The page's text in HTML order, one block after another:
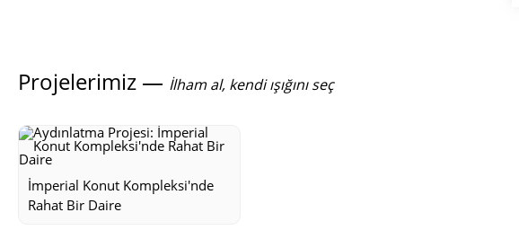
Projelerimiz — İlham al, kendi ışığını seç
İmperial Konut Kompleksi'nde
Rahat Bir Daire